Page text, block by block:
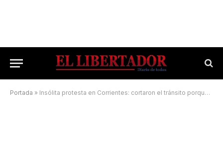
Portada » Insólita protesta en Corrientes: cortaron el tránsito porque no los dejaban jugar al fútbol